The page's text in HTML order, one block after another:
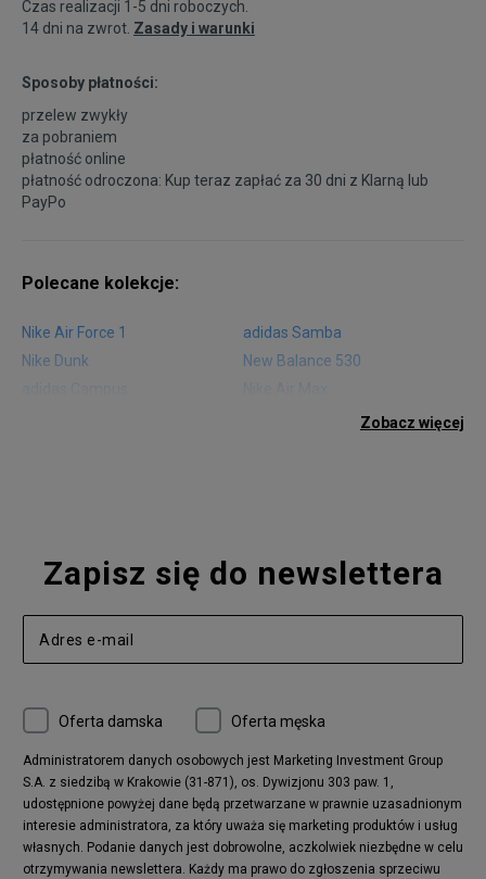
Czas realizacji 1-5 dni roboczych.
14 dni na zwrot. Zasady i warunki
Sposoby płatności:
przelew zwykły
za pobraniem
płatność online
płatność odroczona: Kup teraz zapłać za 30 dni z Klarną lub
PayPo
Polecane kolekcje:
Nike Air Force 1
adidas Samba
Nike Dunk
New Balance 530
Air Jordan 1
New Balance 327
adidas Handball Spezial
Birkenstock Arizona
Nike Air Max 270
New Balance CT302
adidas Ozelia
Nike Air More Uptempo
adidas Stan Smith
Puma Mayze
Reebok Club C
New Balance 2002
adidas NMD
Converse Run Star Hike
Nike Air Max Pulse
adidas Nizza
New Balance 997
adidas ZX
Nike Waffle One
Zobacz więcej
Zapisz się do newslettera
Oferta damska Oferta męska
Administratorem danych osobowych jest Marketing Investment Group
S.A. z siedzibą w Krakowie (31-871), os. Dywizjonu 303 paw. 1,
udostępnione powyżej dane będą przetwarzane w prawnie uzasadnionym
interesie administratora, za który uważa się marketing produktów i usług
własnych. Podanie danych jest dobrowolne, aczkolwiek niezbędne w celu
otrzymywania newslettera. Każdy ma prawo do zgłoszenia sprzeciwu